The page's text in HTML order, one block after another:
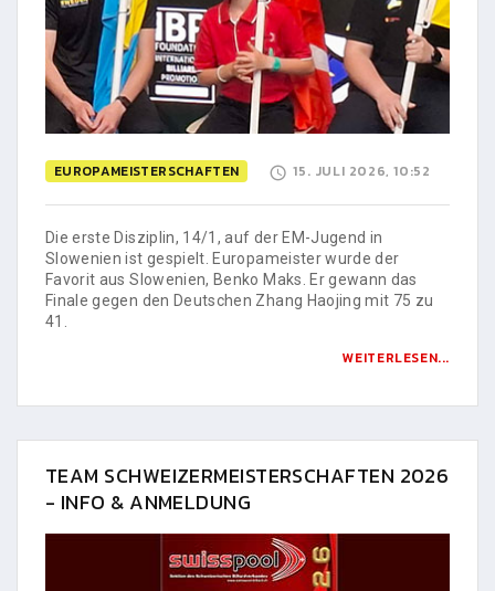
EUROPAMEISTERSCHAFTEN 15. JULI 2026, 10:52
Die erste Disziplin, 14/1, auf der EM-Jugend in
Slowenien ist gespielt. Europameister wurde der
Favorit aus Slowenien, Benko Maks. Er gewann das
Finale gegen den Deutschen Zhang Haojing mit 75 zu
41.
WEITERLESEN...
TEAM SCHWEIZERMEISTERSCHAFTEN 2026
- INFO & ANMELDUNG